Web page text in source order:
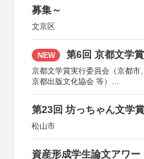
募集～
文京区
NEW 第6回 京都文学賞
京都文学賞実行委員会（京都市
京都出版文化協会 等）
KADOKAWA、河出書房新社、
集英社、小学館、祥伝社、新潮
マ社、徳間書店、早川書房、
第23回 坊っちゃん文学
松山市
資産形成学生論文アワ